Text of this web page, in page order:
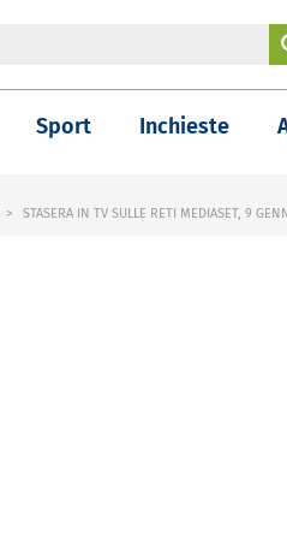
Sport Inchieste
STASERA IN TV SULLE RETI MEDIASET, 9